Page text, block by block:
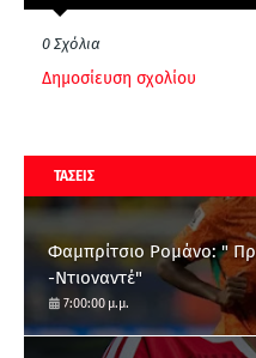
0 Σχόλια
Δημοσίευση σχολίου
ΤΑΣΕΙΣ
Φαμπρίτσιο Ρομάνο: "
-Ντιοναντέ"
7:00:00 μ.μ.